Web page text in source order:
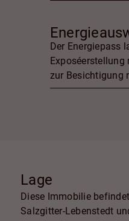
Der Energiepass
zur Besichtigung
Lage
Diese Immobilie
Salzgitter-Lebenstedt